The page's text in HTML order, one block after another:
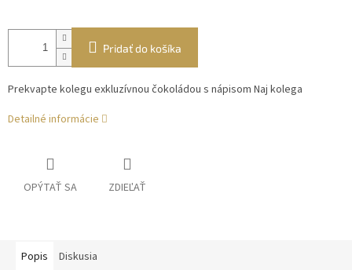
Pridať do košíka
Prekvapte kolegu exkluzívnou čokoládou s nápisom Naj kolega
Detailné informácie
OPÝTAŤ SA ZDIEĽAŤ
Popis Diskusia